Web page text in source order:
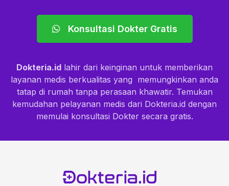
Konsultasi Dokter Gratis
Dokteria.id lahir dari keinginan untuk memberikan
layanan medis berkualitas yang memungkinkan anda
tatap di rumah tanpa perasaan khawatir. Temukan
kemudahan pelayanan medis dari Dokteria.id dengan
memulai konsultasi Dokter secara gratis.